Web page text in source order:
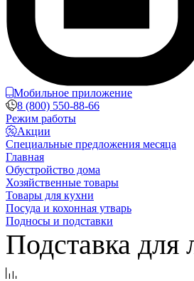
Мобильное приложение
8 (800) 550-88-66
Режим работы
Акции
Специальные предложения месяца
Главная
Обустройство дома
Хозяйственные товары
Товары для кухни
Посуда и кохонная утварь
Подносы и подставки
Подставка